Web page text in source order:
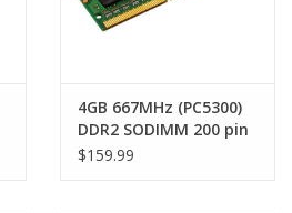
4GB 667MHz (PC5300)
DDR2 SODIMM 200 pin
RAM module
$159.99